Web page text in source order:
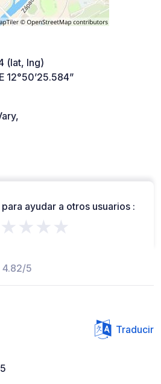
(lat, lng)
12°50’25.584”
ayudar a otros usuarios :
4.82/5
Traducir